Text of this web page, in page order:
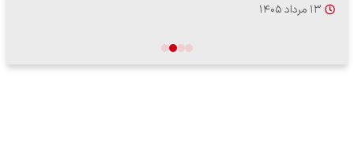
۱۳ مرداد ۱۴۰۵